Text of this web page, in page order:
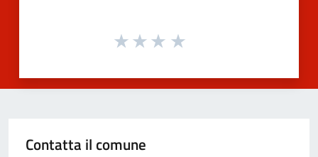
Contatta il comune